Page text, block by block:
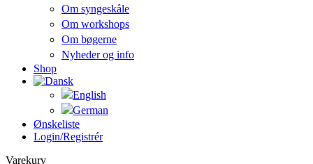
Om syngeskåle
Om workshops
Om bøgerne
Nyheder og info
Shop
Ønskeliste
Login/registrér
Varekurv